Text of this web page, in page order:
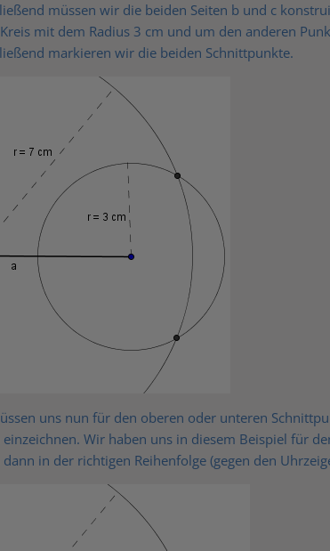
müssen wir die beiden Seiten b und c
mit dem Radius 3 cm und um den anderen
markieren wir die beiden Schnittpunkte.
uns nun für den oberen oder unteren
einzeichnen. Wir haben uns in diesem Beispiel für
dann in der richtigen Reihenfolge (gegen den